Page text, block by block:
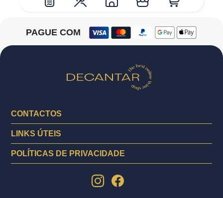
PAGUE COM
CONTACTOS
LINKS ÚTEIS
POLÍTICAS DE PRIVACIDADE